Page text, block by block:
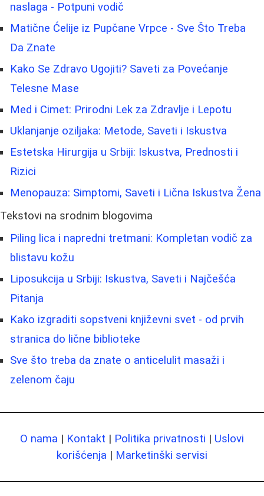
naslaga - Potpuni vodič
Matične Ćelije iz Pupčane Vrpce - Sve Što Treba
Da Znate
Kako Se Zdravo Ugojiti? Saveti za Povećanje
Telesne Mase
Med i Cimet: Prirodni Lek za Zdravlje i Lepotu
Uklanjanje oziljaka: Metode, Saveti i Iskustva
Estetska Hirurgija u Srbiji: Iskustva, Prednosti i
Rizici
Menopauza: Simptomi, Saveti i Lična Iskustva Žena
Tekstovi na srodnim blogovima
Piling lica i napredni tretmani: Kompletan vodič za
blistavu kožu
Liposukcija u Srbiji: Iskustva, Saveti i Najčešća
Pitanja
Kako izgraditi sopstveni književni svet - od prvih
stranica do lične biblioteke
Sve što treba da znate o anticelulit masaži i
zelenom čaju
O nama | Kontakt | Politika privatnosti | Uslovi
korišćenja | Marketinški servisi